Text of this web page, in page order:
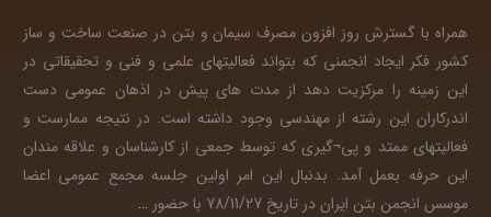
همراه با گسترش روز افزون مصرف سیمان و بتن در صنعت ساخت و ساز
کشور فکر ایجاد انجمنی که بتواند فعالیتهای علمی و فنی و تحقیقاتی در
این زمینه را مرکزیت دهد از مدت های پیش در اذهان عمومی دست
اندرکاران این رشته از مهندسی وجود داشته است. در نتیجه ممارست و
فعالیتهای ممتد و پی¬گیری که توسط جمعی از کارشناسان و علاقه مندان
این حرفه بعمل آمد. بدنبال این امر اولین جلسه مجمع عمومی اعضا
موسس انجمن بتن ایران در تاریخ 78/11/27 با حضور
…